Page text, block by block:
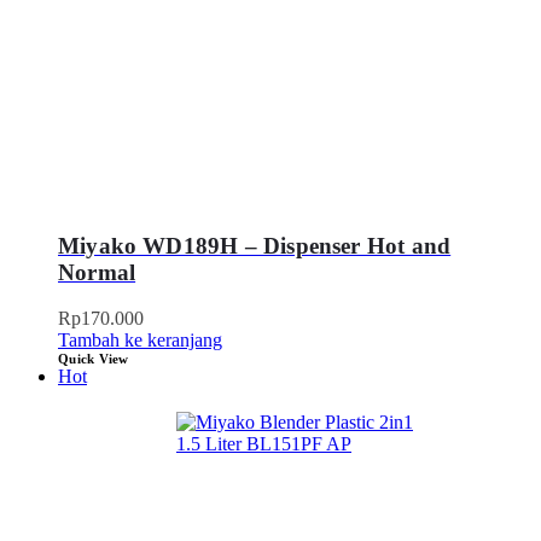
Miyako WD189H – Dispenser Hot and
Normal
Rp170.000
Tambah ke keranjang
Quick View
Hot